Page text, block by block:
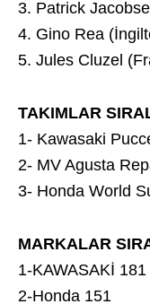
3. Patrick
4. Gino Rea
5. Jules Cluzel
TAKIMLAR
1- Kawasaki
2- MV Agusta
3- Honda World
MARKALAR
1-KAWASAKİ
2-Honda 151